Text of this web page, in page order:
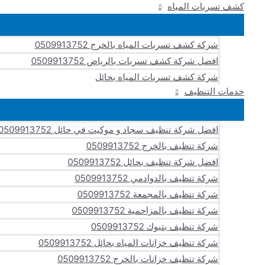
كشف تسربات المياه
شركة كشف تسربات المياه بالخرج 0509913752
افضل شركة كشف تسربات بالرياض 0509913752
شركة كشف تسربات المياه بحائل
خدمات التنظيف
افضل شركة تنظيف سجاد و موكيت في حائل 0509913752
شركة تنظيف بالخرج 0509913752
افضل شركة تنظيف بحائل 0509913752
شركة تنظيف بالدوادمي 0509913752
شركة تنظيف بالمجمعة 0509913752
شركة تنظيف بالمزاحمية 0509913752
شركة تنظيف بتبوك 0509913752
شركة تنظيف خزانات المياه بحائل 0509913752
شركة تنظيف خزانات بالخرج 0509913752